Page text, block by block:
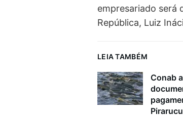
empresariado será
República, Luiz
LEIA TAMBÉM
Conab
Pirarucu